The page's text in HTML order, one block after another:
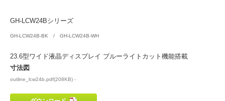
GH-LCW24Bシリーズ
GH-LCW24B-BK GH-LCW24B-WH
23.6型ワイド液晶ディスプレイ ブルーライトカット機能搭載
寸法図
outline_lcw24b.pdf(208KB) -